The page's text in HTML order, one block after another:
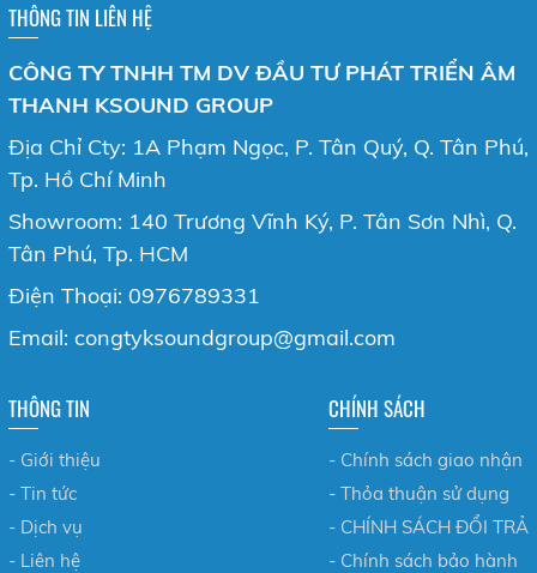
THÔNG TIN LIÊN HỆ
CÔNG TY TNHH TM DV ĐẦU TƯ PHÁT TRIỂN ÂM
THANH KSOUND GROUP
Địa Chỉ Cty: 1A Phạm Ngọc, P. Tân Quý, Q. Tân Phú,
Tp. Hồ Chí Minh
Showroom: 140 Trương Vĩnh Ký, P. Tân Sơn Nhì, Q.
Tân Phú, Tp. HCM
Điện Thoại: 0976789331
Email: congtyksoundgroup@gmail.com
THÔNG TIN
- Giới thiệu
- Tin tức
- Dịch vụ
- Liên hệ
CHÍNH SÁCH
- Chính sách giao nhận
- Thỏa thuận sử dụng
- CHÍNH SÁCH ĐỔI TRẢ
- Chính sách bảo hành